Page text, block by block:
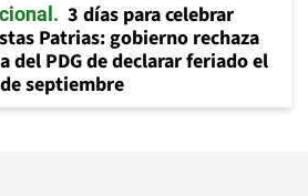
3 días para celebrar
Patrias: gobierno rechaza
del PDG de declarar feriado el
septiembre